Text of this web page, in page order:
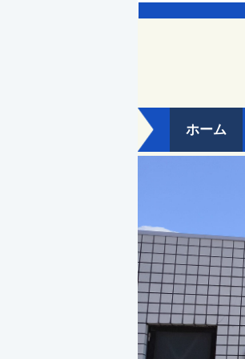
ホーム